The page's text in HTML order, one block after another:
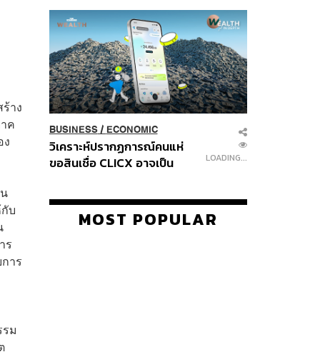
าง
ค
บ
ร
าร
ม
Order
BUSINESS/ ECONOMIC
วิเคราะห์ปรากฏการณ์คนแห่
ขอสินเชื่อ CLICX อาจเป็น
ปัญหาหนี้ครัวเรือนไทยที่ถูกซุก
LOADING...
MOST POPULAR